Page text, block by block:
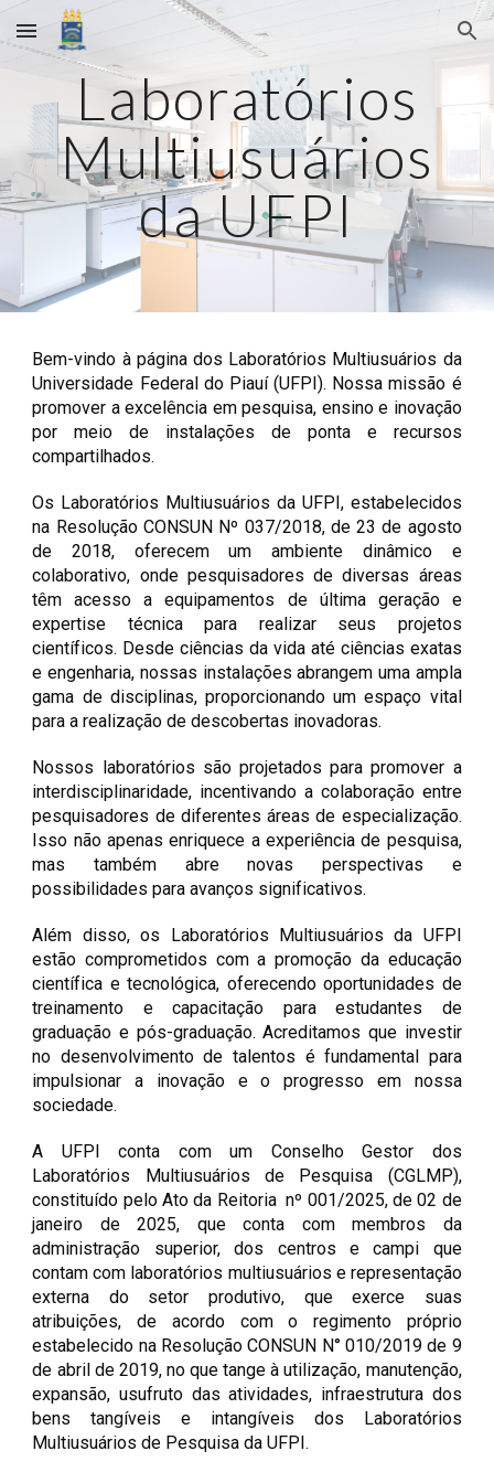
Skip to main content Skip to navigation
Laboratórios
Multiusuários
da UFPI
Bem-vindo à página dos Laboratórios Multiusuários da
Universidade Federal do Piauí (UFPI). Nossa missão é
promover a excelência em pesquisa, ensino e inovação
por meio de instalações de ponta e recursos
compartilhados.
Os Laboratórios Multiusuários da UFPI, estabelecidos
na Resolução CONSUN Nº 037/2018, de 23 de agosto
de 2018, oferecem um ambiente dinâmico e
colaborativo, onde pesquisadores de diversas áreas
têm acesso a equipamentos de última geração e
expertise técnica para realizar seus projetos
científicos. Desde ciências da vida até ciências exatas
e engenharia, nossas instalações abrangem uma ampla
gama de disciplinas, proporcionando um espaço vital
para a realização de descobertas inovadoras.
Nossos laboratórios são projetados para promover a
interdisciplinaridade, incentivando a colaboração entre
pesquisadores de diferentes áreas de especialização.
Isso não apenas enriquece a experiência de pesquisa,
mas também abre novas perspectivas e
possibilidades para avanços significativos.
Além disso, os Laboratórios Multiusuários da UFPI
estão comprometidos com a promoção da educação
científica e tecnológica, oferecendo oportunidades de
treinamento e capacitação para estudantes de
graduação e pós-graduação. Acreditamos que investir
no desenvolvimento de talentos é fundamental para
impulsionar a inovação e o progresso em nossa
sociedade.
A UFPI conta com um Conselho Gestor dos
Laboratórios Multiusuários de Pesquisa (CGLMP),
constituído pelo Ato da Reitoria nº 001/2025, de 02 de
janeiro de 2025, que conta com membros da
administração superior, dos centros e campi que
contam com laboratórios multiusuários e representação
externa do setor produtivo, que exerce suas
atribuições, de acordo com o regimento próprio
estabelecido na Resolução CONSUN N° 010/2019 de 9
de abril de 2019, no que tange à utilização, manutenção,
expansão, usufruto das atividades, infraestrutura dos
bens tangíveis e intangíveis dos Laboratórios
Multiusuários de Pesquisa da UFPI.